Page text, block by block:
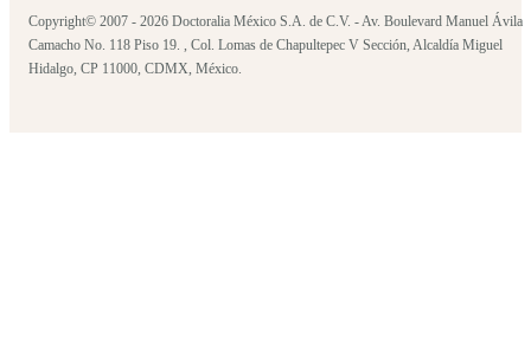
Copyright© 2007 - 2026 Doctoralia México S.A. de C.V. - Av. Boulevard Manuel Ávila
Camacho No. 118 Piso 19. , Col. Lomas de Chapultepec V Sección, Alcaldía Miguel
Hidalgo, CP 11000, CDMX, México.